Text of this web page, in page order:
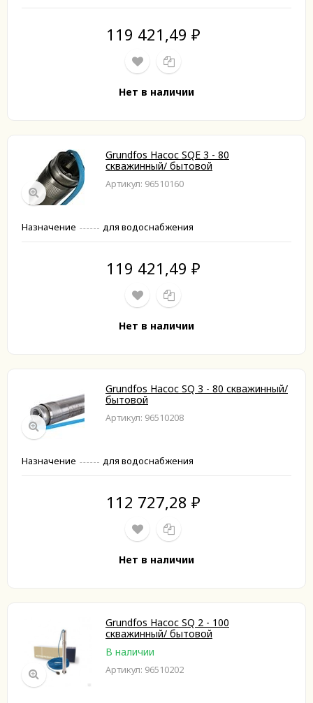
119 421,49 ₽
Нет в наличии
Grundfos Насос SQE 3 - 80
скважинный/ бытовой
Артикул: 96510160
Назначение для водоснабжения
119 421,49 ₽
Нет в наличии
Grundfos Насос SQ 3 - 80 скважинный/
бытовой
Артикул: 96510208
Назначение для водоснабжения
112 727,28 ₽
Нет в наличии
Grundfos Насос SQ 2 - 100
скважинный/ бытовой
В наличии
Артикул: 96510202